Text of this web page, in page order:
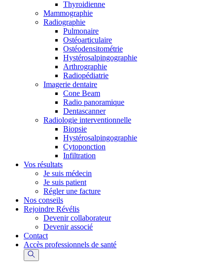
Thyroidienne
Mammographie
Radiographie
Pulmonaire
Ostéoarticulaire
Ostéodensitométrie
Hystérosalpingographie
Arthrographie
Radiopédiatrie
Imagerie dentaire
Cone Beam
Radio panoramique
Dentascanner
Radiologie interventionnelle
Biopsie
Hystérosalpingographie
Cytoponction
Infiltration
Vos résultats
Je suis médecin
Je suis patient
Régler une facture
Nos conseils
Rejoindre Révélis
Devenir collaborateur
Devenir associé
Contact
Accès professionnels de santé